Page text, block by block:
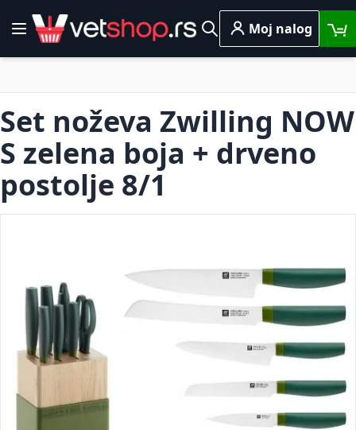
Skip to Content
Toggle Nav
Pretraga
Moj nalog
Set noževa Zwilling NOW
S zelena boja + drveno
postolje 8/1